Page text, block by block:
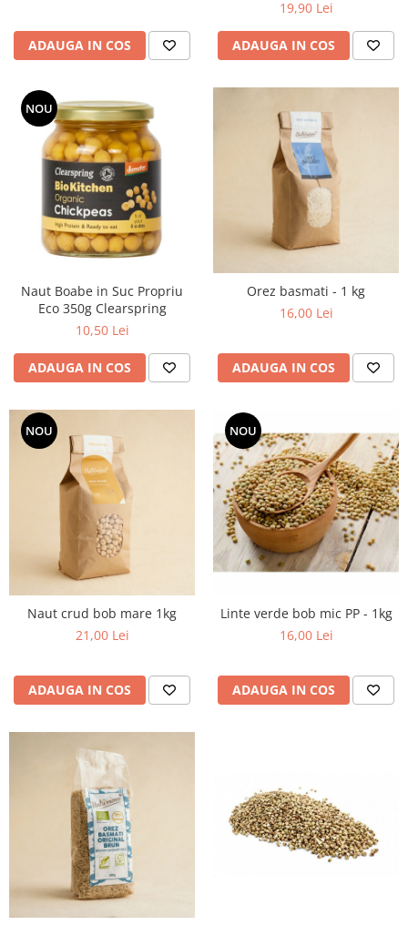
ADAUGA IN COS
19,90 Lei
ADAUGA IN COS
NOU
Naut Boabe in Suc Propriu
Eco 350g Clearspring
10,50 Lei
ADAUGA IN COS
Orez basmati - 1 kg
16,00 Lei
ADAUGA IN COS
NOU
Naut crud bob mare 1kg
21,00 Lei
ADAUGA IN COS
NOU
Linte verde bob mic PP - 1kg
16,00 Lei
ADAUGA IN COS